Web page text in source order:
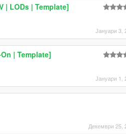
| LODs | Template]
Јануари 3,
| Template]
Јануари 1,
Декември 25,